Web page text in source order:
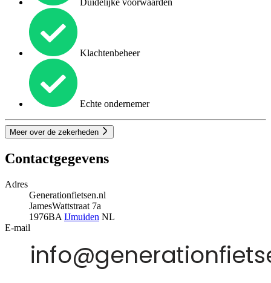
Klachtenbeheer
Echte ondernemer
Meer over de zekerheden
Contactgegevens
Adres
Generationfietsen.nl
JamesWattstraat 7a
1976BA IJmuiden NL
E-mail